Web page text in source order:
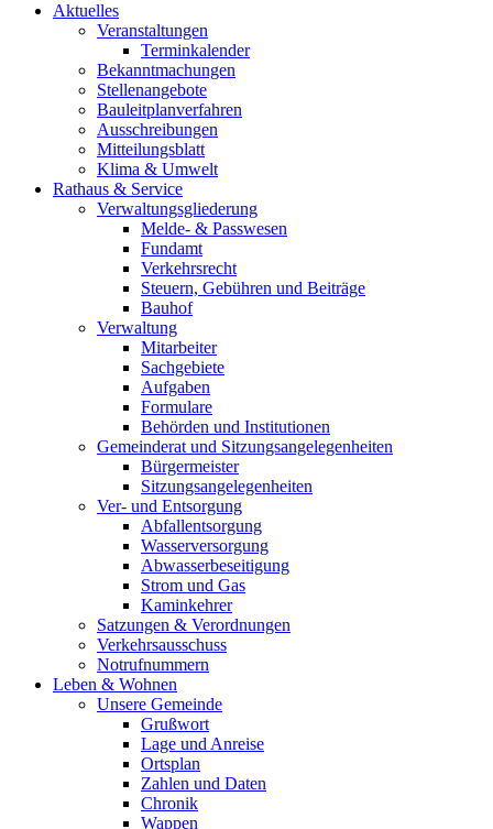
Aktuelles
Veranstaltungen
Terminkalender
Bekanntmachungen
Stellenangebote
Bauleitplanverfahren
Ausschreibungen
Mitteilungsblatt
Klima & Umwelt
Rathaus & Service
Verwaltungsgliederung
Melde- & Passwesen
Fundamt
Verkehrsrecht
Steuern, Gebühren und Beiträge
Bauhof
Verwaltung
Mitarbeiter
Sachgebiete
Aufgaben
Formulare
Behörden und Institutionen
Gemeinderat und Sitzungsangelegenheiten
Bürgermeister
Sitzungsangelegenheiten
Ver- und Entsorgung
Abfallentsorgung
Wasserversorgung
Abwasserbeseitigung
Strom und Gas
Kaminkehrer
Satzungen & Verordnungen
Verkehrsausschuss
Notrufnummern
Leben & Wohnen
Unsere Gemeinde
Grußwort
Lage und Anreise
Ortsplan
Zahlen und Daten
Chronik
Wappen